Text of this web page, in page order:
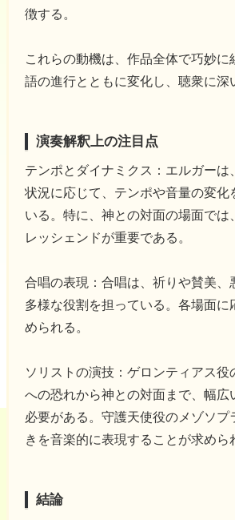
徴する。
これらの動機は、作品全体で巧妙に
語の進行とともに変化し、聴衆に深
演奏解釈上の注目点
テンポとダイナミクス：エルガーは
状況に応じて、テンポや音量の変化
いる。特に、神との対面の場面では
レッシェンドが重要である。
合唱の表現：合唱は、祈りや賛美、
多様な役割を担っている。各場面に
められる。
ソリストの演技：ゲロンティアス役
への恐れから神との対面まで、幅広
必要がある。守護天使役のメゾソプ
きを音楽的に表現することが求めら
結論